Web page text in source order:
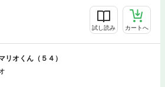
試し読み カートへ
リオくん（５４）